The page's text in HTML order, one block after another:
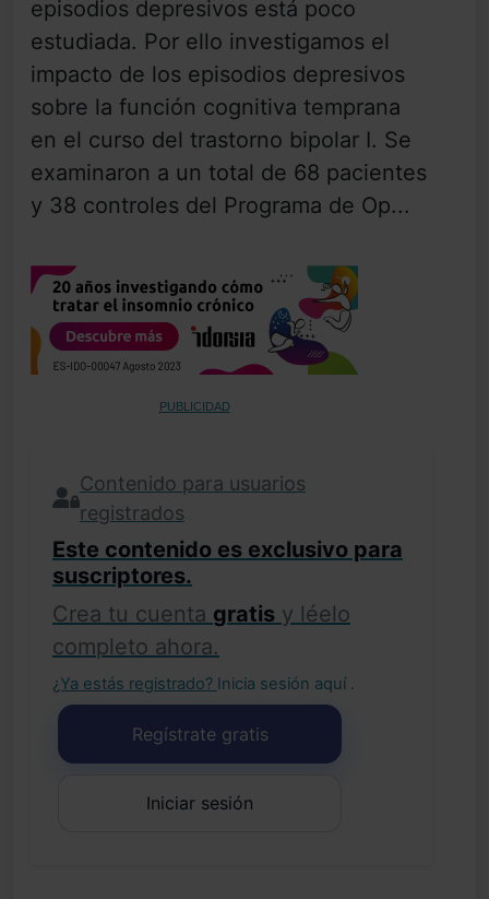
episodios depresivos está poco
estudiada. Por ello investigamos el
impacto de los episodios depresivos
sobre la función cognitiva temprana
en el curso del trastorno bipolar I. Se
examinaron a un total de 68 pacientes
y 38 controles del Programa de Op...
PUBLICIDAD
Contenido para usuarios
registrados
Este contenido es exclusivo para
suscriptores.
Crea tu cuenta gratis y léelo
completo ahora.
¿Ya estás registrado? Inicia sesión aquí .
Regístrate gratis
Iniciar sesión